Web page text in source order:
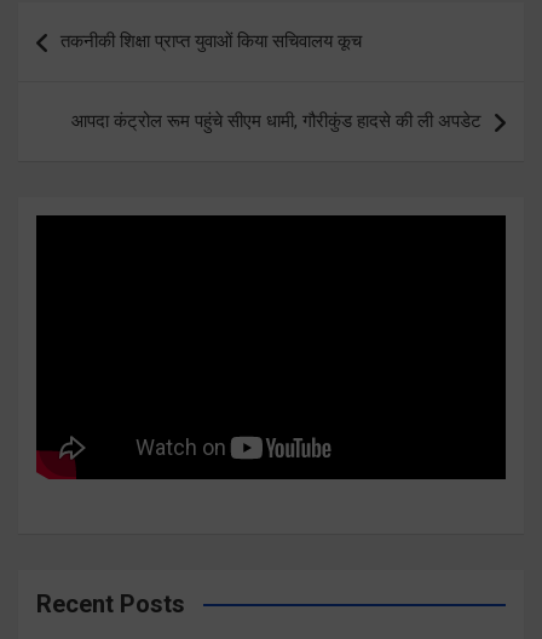
navigation
तकनीकी शिक्षा प्राप्त युवाओं किया सचिवालय कूच
आपदा कंट्रोल रूम पहुंचे सीएम धामी, गौरीकुंड हादसे की ली अपडेट
Recent Posts